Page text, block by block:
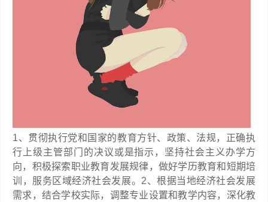
1、贯彻执行党和国家的教育方针、政策、法规，正确执
行上级主管部门的决议或是指示，坚持社会主义办学方
向，积极探索职业教育发展规律，做好学历教育和短期培
训，服务区域经济社会发展。2、根据当地经济社会发展
需求，结合学校实际，调整专业设置和教学内容，深化教